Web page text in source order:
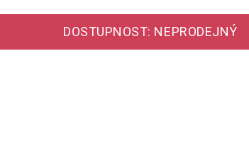
DOSTUPNOST: NEPRODEJNÝ